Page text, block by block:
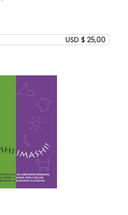
USD $ 25,00